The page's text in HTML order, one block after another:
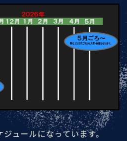
ュールになっています。